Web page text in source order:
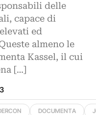
delle
capace di
ed
almeno le
Kassel, il cui
[…]
DOCUMENTA